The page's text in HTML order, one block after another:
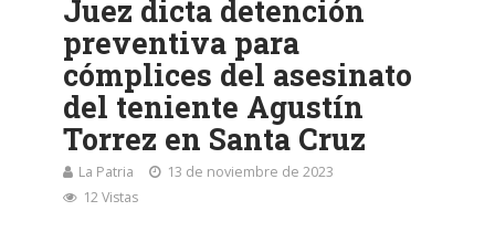
Juez dicta detención
preventiva para
cómplices del asesinato
del teniente Agustín
Torrez en Santa Cruz
La Patria
13 de noviembre de 2023
12 Vistas